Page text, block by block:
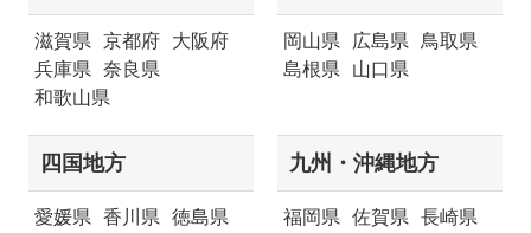
滋賀県 京都府
大阪府
兵庫県
奈良県
和歌山県
岡山県 広島県
鳥取県
島根県
山口県
四国地方
愛媛県 香川県
徳島県
九州・沖縄地方
福岡県 佐賀県
長崎県